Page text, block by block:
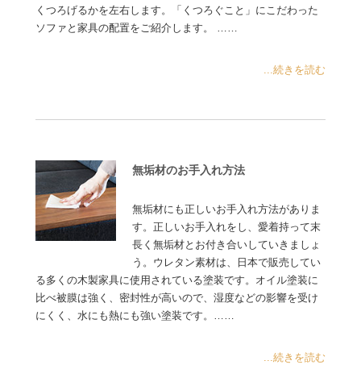
くつろげるかを左右します。「くつろぐこと」にこだわった
ソファと家具の配置をご紹介します。 ……
...続きを読む
無垢材のお手入れ方法
無垢材にも正しいお手入れ方法がありま
す。正しいお手入れをし、愛着持って末
長く無垢材とお付き合いしていきましょ
う。ウレタン素材は、日本で販売してい
る多くの木製家具に使用されている塗装です。オイル塗装に
比べ被膜は強く、密封性が高いので、湿度などの影響を受け
にくく、水にも熱にも強い塗装です。……
...続きを読む